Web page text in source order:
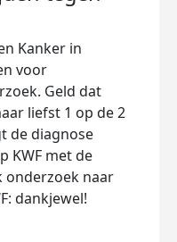
Kanker in
voor
Geld dat
liefst 1 op de 2
de diagnose
KWF met de
onderzoek naar
dankjewel!